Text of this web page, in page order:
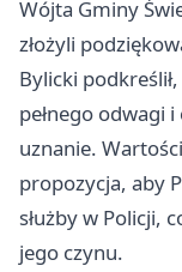
Wójta Gminy
złożyli
Bylicki
pełnego odwagi
uznanie.
propozycja, aby
służby w Policji,
jego czynu.